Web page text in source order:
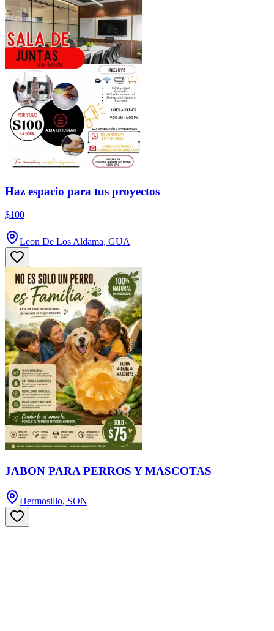
Haz espacio para tus proyectos
$100
Leon De Los Aldama, GUA
JABON PARA PERROS Y MASCOTAS
Hermosillo, SON